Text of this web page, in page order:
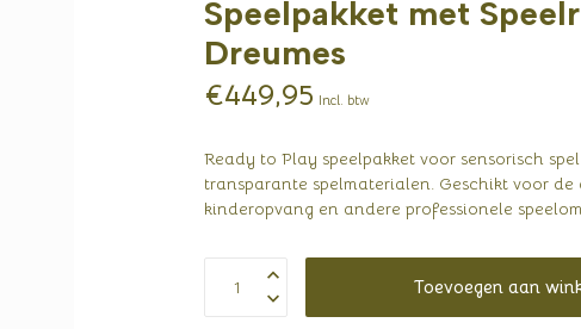
Speelpakket met
Dreumes
€449,95 Incl. btw
Ready to Play speelpakket voor sensorisch
transparante spelmaterialen. Geschikt voor
kinderopvang en andere professionele
Toevoegen aan